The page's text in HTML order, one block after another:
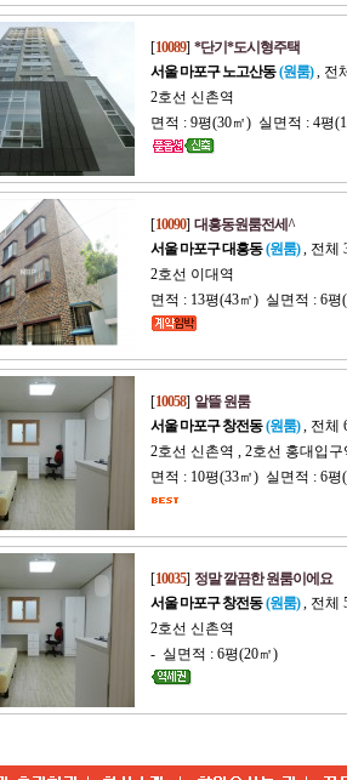
[10089] *단기*도시형주택
서울 마포구 노고산동 (원룸), 전
2호선 신촌역
면적 : 9평(30㎡) 실면적 : 4평
[10090] 대흥동원룸전세^
서울 마포구 대흥동 (원룸), 전체
2호선 이대역
면적 : 13평(43㎡) 실면적 : 6평
[10058] 알뜰 원룸
서울 마포구 창전동 (원룸), 전체
2호선 신촌역 , 2호선 홍대입구
면적 : 10평(33㎡) 실면적 : 6평
[10035] 정말 깔끔한 원룸이에요
서울 마포구 창전동 (원룸), 전체
2호선 신촌역
- 실면적 : 6평(20㎡)